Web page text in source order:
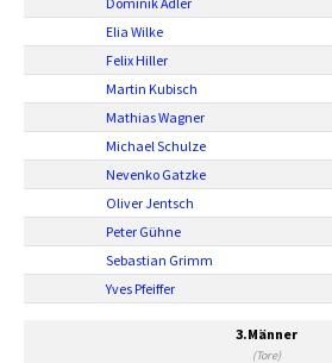
Elia Wilke
Felix Hiller
Martin Kubisch
Mathias Wagner
Michael Schulze
Nevenko Gatzke
Oliver Jentsch
Peter Gühne
Sebastian Grimm
Yves Pfeiffer
3.Männer
(Tore)